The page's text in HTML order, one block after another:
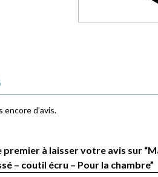
encore d’avis.
premier à laisser votre avis sur
– coutil écru – Pour la chambre”